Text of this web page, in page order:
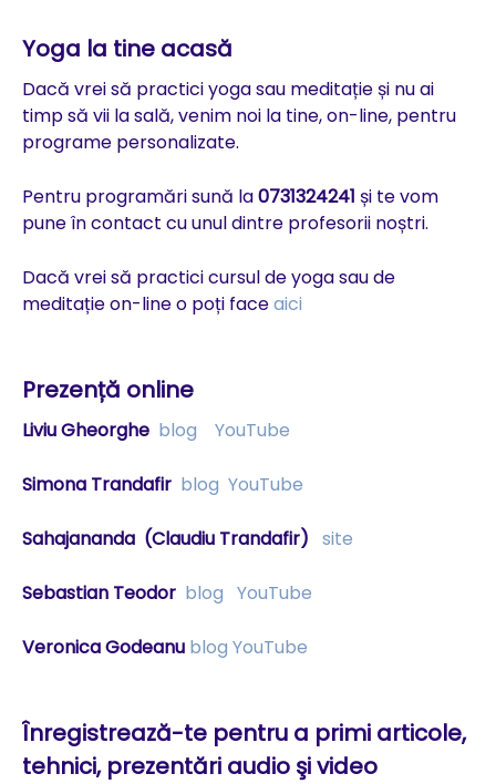
Yoga la tine acasă
Dacă vrei să practici yoga sau meditație și nu ai
timp să vii la sală, venim noi la tine, on-line, pentru
programe personalizate.
Pentru programări sună la0731324241 și te vom
pune în contact cu unul dintre profesorii noștri.
Dacă vrei să practici cursul de yoga sau de
meditație on-line o poți faceaici
Prezență online
Liviu Gheorghe blog YouTube
Simona Trandafir blog YouTube
Sahajananda (Claudiu Trandafir) site
Sebastian Teodor blog YouTube
Veronica Godeanu blog YouTube
Înregistrează-te pentru a primi articole,
tehnici, prezentări audio şi video